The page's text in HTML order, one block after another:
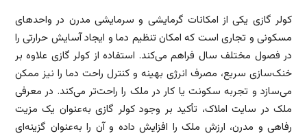
کولر گازی یکی از امکانات گرمایشی و سرمایشی مدرن در واحدهای
مسکونی و تجاری است که امکان تنظیم دما و ایجاد آسایش حرارتی را
در فصول مختلف سال فراهم می‌کند. استفاده از کولر گازی علاوه بر
خنک‌سازی سریع، مصرف انرژی بهینه و کنترل راحت دما را نیز ممکن
می‌سازد و تجربه سکونت یا کار در ملک را راحت‌تر می‌کند. در معرفی
ملک در سایت املاک، تأکید بر وجود کولر گازی به‌عنوان یک مزیت
رفاهی و مدرن، ارزش ملک را افزایش داده و آن را به‌عنوان گزینه‌ای